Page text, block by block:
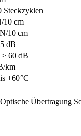
Steckzyklen
10 cm
10 cm
dB
60 dB
km
+60°C
Optische Übertragung